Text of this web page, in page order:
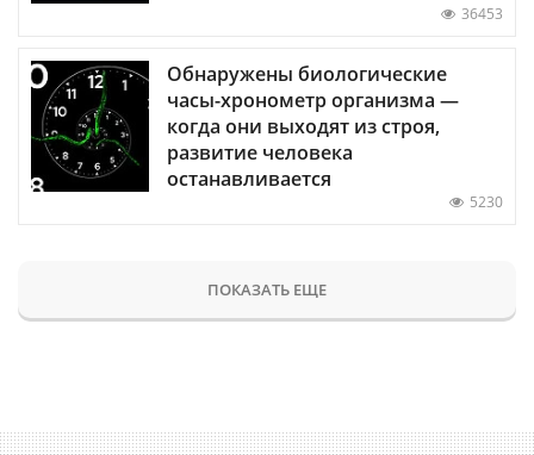
36453
Обнаружены биологические
часы-хронометр организма —
когда они выходят из строя,
развитие человека
останавливается
5230
ПОКАЗАТЬ ЕЩЕ